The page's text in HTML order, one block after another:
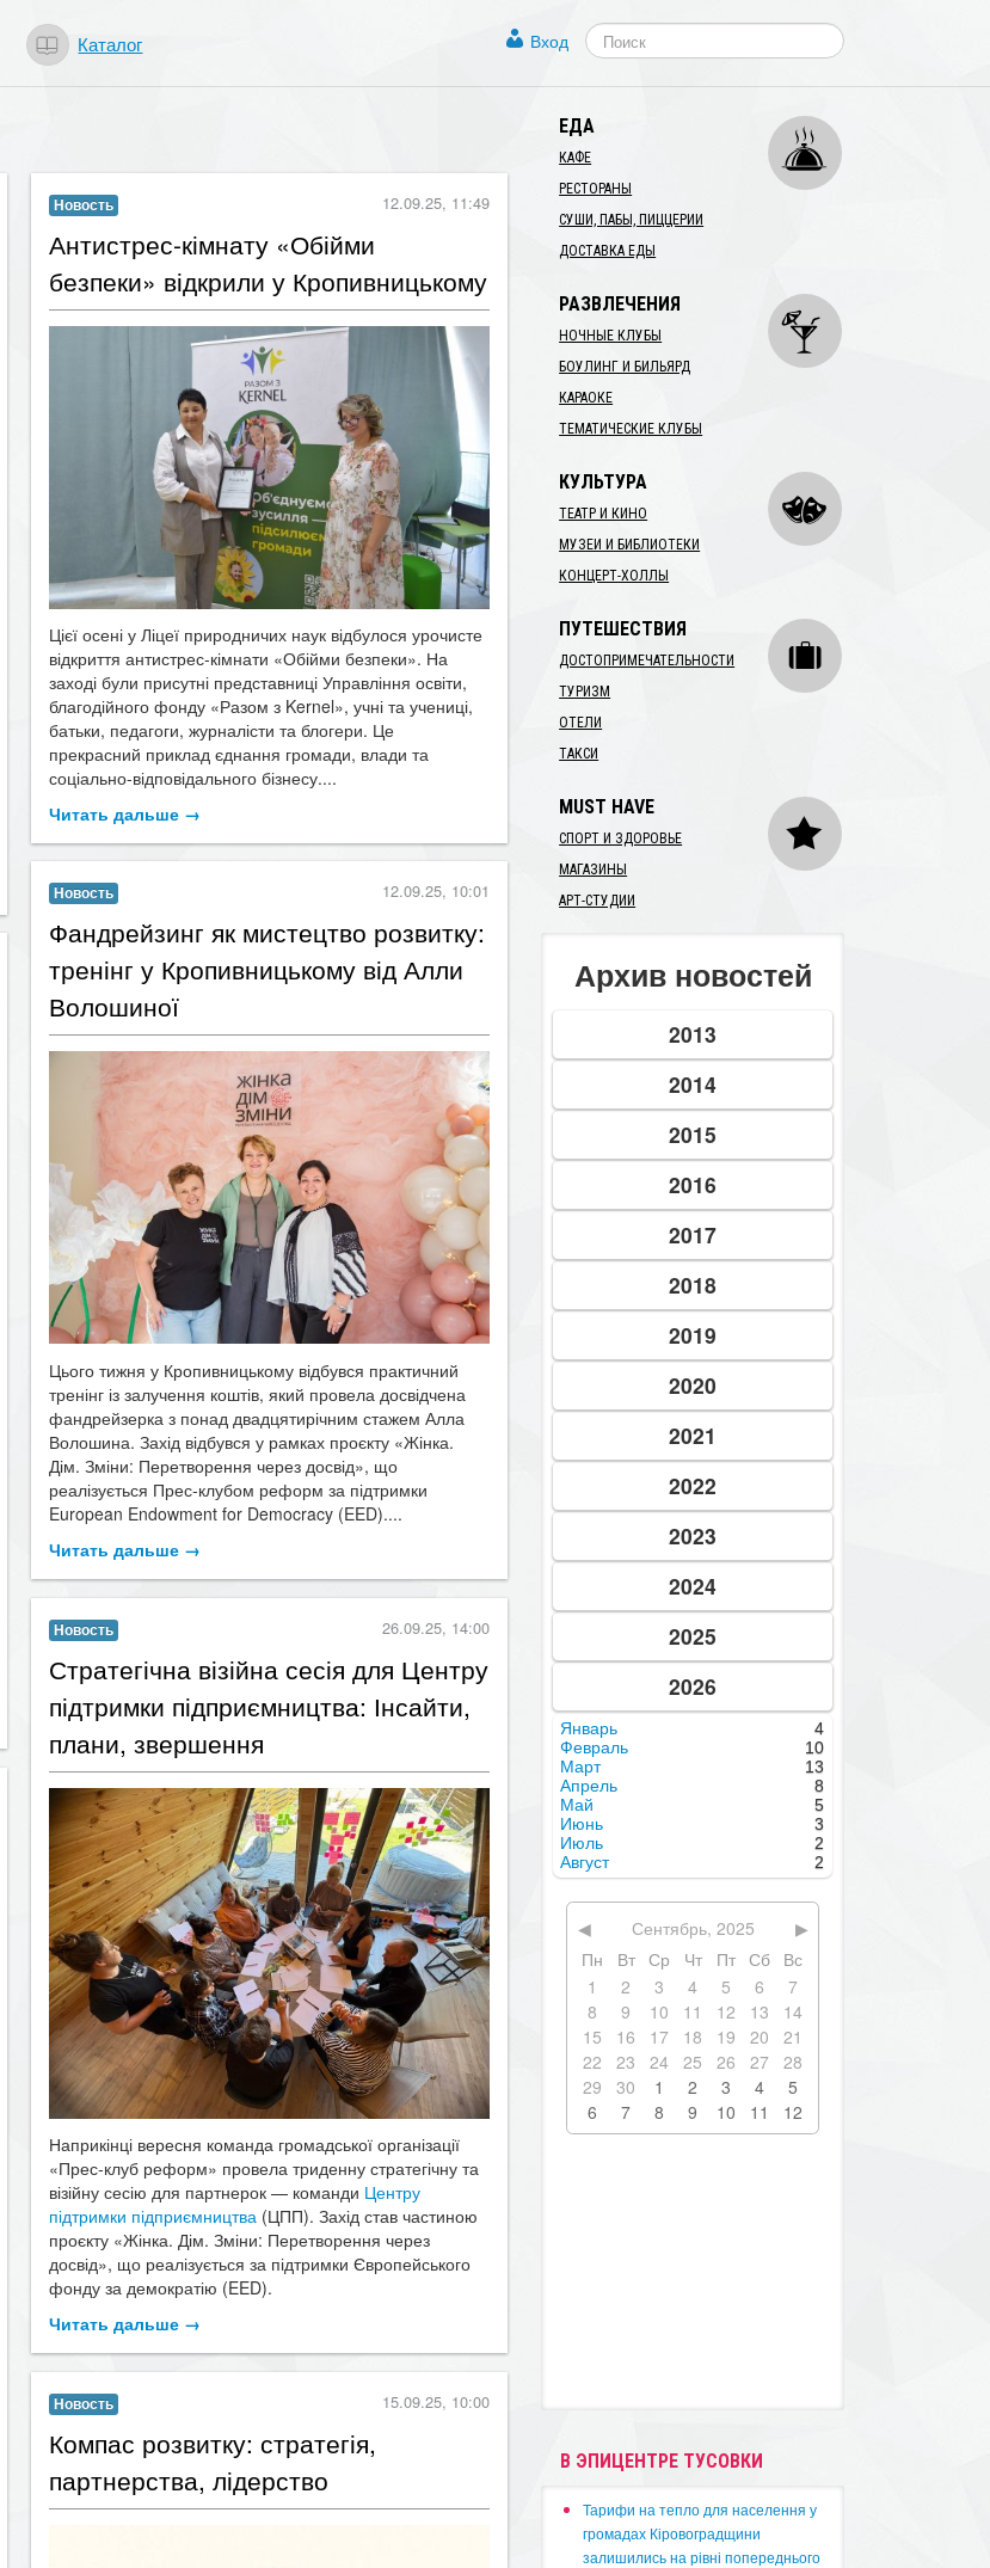
Каталог Вход
Новость 12.09.25, 11:49
Антистрес-кімнату «Обійми
безпеки» відкрили у Кропивницькому
Цієї осені у Ліцеї природничих наук відбулося урочисте
відкриття антистрес-кімнати «Обійми безпеки». На
заході були присутні представниці Управління освіти,
благодійного фонду «Разом з Kernel», учні та учениці,
батьки, педагоги, журналісти та блогери. Це
прекрасний приклад єднання громади, влади та
соціально-відповідального бізнесу....
Читать дальше →
Новость 12.09.25, 10:01
Фандрейзинг як мистецтво розвитку:
тренінг у Кропивницькому від Алли
Волошиної
Цього тижня у Кропивницькому відбувся практичний
тренінг із залучення коштів, який провела досвідчена
фандрейзерка з понад двадцятирічним стажем Алла
Волошина. Захід відбувся у рамках проєкту «Жінка.
Дім. Зміни: Перетворення через досвід», що
реалізується Прес-клубом реформ за підтримки
European Endowment for Democracy (EED)....
Читать дальше →
Новость 26.09.25, 14:00
​Стратегічна візійна сесія для Центру
підтримки підприємництва: Інсайти,
плани, звершення
Наприкінці вересня команда громадської організації
«Прес-клуб реформ» провела триденну стратегічну та
візійну сесію для партнерок — команди Центру
підтримки підприємництва (ЦПП). Захід став частиною
проєкту «Жінка. Дім. Зміни: Перетворення через
досвід», що реалізується за підтримки Європейського
фонду за демократію (EED).
Читать дальше →
Новость 15.09.25, 10:00
​Компас розвитку: стратегія,
партнерства, лідерство
ЕДА
КАФЕ
РЕСТОРАНЫ
СУШИ, ПАБЫ, ПИЦЦЕРИИ
ДОСТАВКА ЕДЫ
РАЗВЛЕЧЕНИЯ
НОЧНЫЕ КЛУБЫ
БОУЛИНГ И БИЛЬЯРД
КАРАОКЕ
ТЕМАТИЧЕСКИЕ КЛУБЫ
КУЛЬТУРА
ТЕАТР И КИНО
МУЗЕИ И БИБЛИОТЕКИ
КОНЦЕРТ-ХОЛЛЫ
ПУТЕШЕСТВИЯ
ДОСТОПРИМЕЧАТЕЛЬНОСТИ
ТУРИЗМ
ОТЕЛИ
ТАКСИ
MUST HAVE
СПОРТ И ЗДОРОВЬЕ
МАГАЗИНЫ
АРТ-СТУДИИ
Архив новостей
2013
2014
2015
2016
2017
2018
2019
2020
2021
2022
2023
2024
2025
2026
Январь
4
Февраль
10
Март
13
Апрель
8
Май
5
Июнь
3
Июль
2
Август
2
◀ Сентябрь, 2025
▶
Пн
Вт Ср Чт Пт Сб Вс
1
2 3 4 5 6
7
8
9 10 11 12 13
14
15
16 17 18 19 20
21
22
23 24 25 26 27
28
29
30 1 2 3 4
5
6
7 8 9 10 11 12
В ЭПИЦЕНТРЕ ТУСОВКИ
​Тарифи на тепло для населення у
громадах Кіровоградщини
залишились на рівні попереднього